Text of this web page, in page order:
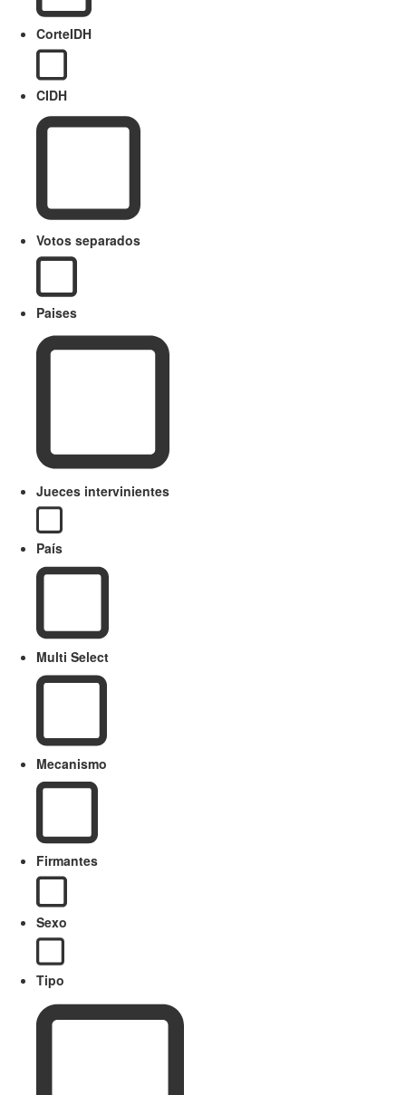
CorteIDH
CIDH
Votos separados
Paises
Jueces intervinientes
País
Multi Select
Mecanismo
Firmantes
Sexo
Tipo